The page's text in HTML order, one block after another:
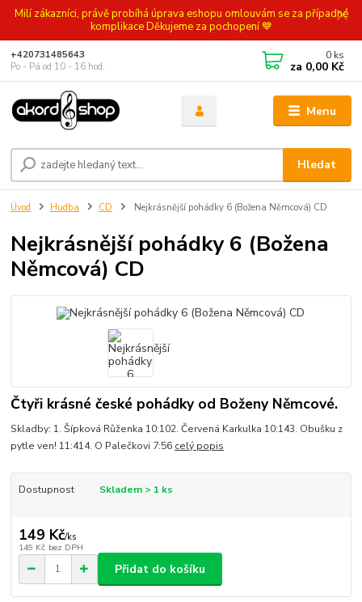
Milí zákazníci, právě probíhá úprava eshopu omlouvám se za případné
komplikace Děkujeme za pochopení 💙
Menu
Hledat
+420731485643
Po - Pá od 10 - 16 hod.
0 ks
za 0,00 Kč
Úvod Hudba CD Nejkrásnější pohádky 6 (Božena Němcová) CD
Nejkrásnější pohádky 6 (Božena
Němcová) CD
Čtyři krásné české pohádky od Boženy Němcové.
Skladby: 1. Šípková Růženka 10:102. Červená Karkulka 10:143. Obušku z
pytle ven! 11:414. O Palečkovi 7:56 celý popis
Dostupnost Skladem > 1 ks
149 Kč/ks
149 Kč bez DPH
Přidat do košíku